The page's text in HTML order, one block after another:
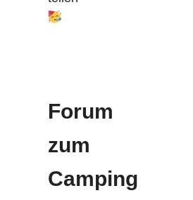
Forum
zum
Camping